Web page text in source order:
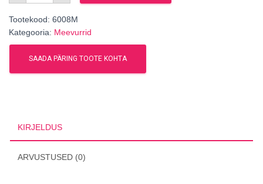
Tootekood: 6008M
Kategooria: Meevurrid
SAADA PÄRING TOOTE KOHTA
KIRJELDUS
ARVUSTUSED (0)